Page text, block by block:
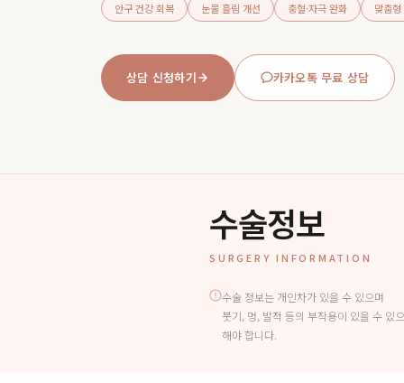
안구 건강 회복 눈물 흘림 개선 충혈·자극 완화 맞춤
상담 신청하기 카카오톡 무료 상담
수술정보
SURGERY INFORMATION
수술 정보는 개인차가 있을 수 있으며
붓기, 멍, 발적 등의 부작용이 있을 수 있
해야 합니다.